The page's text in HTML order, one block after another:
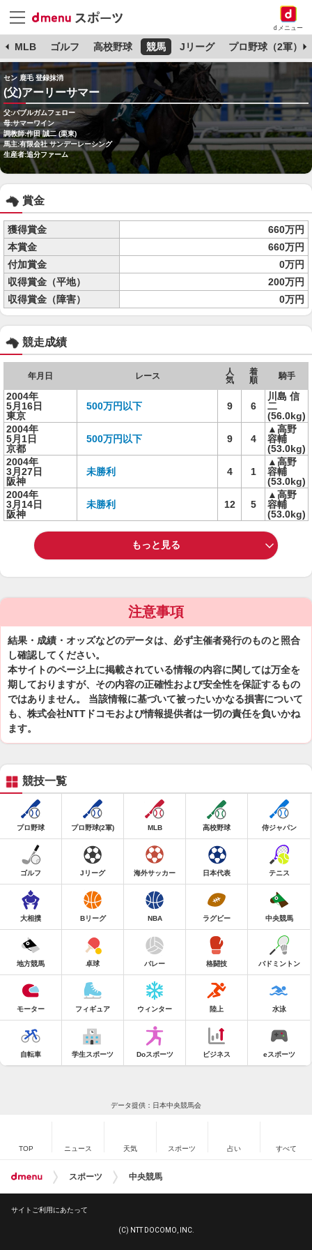
dメニュー
MLB ゴルフ 高校野球 競馬 Jリーグ プロ野球（2軍）
セン 鹿毛 登録抹消
(父)アーリーサマー
父:バブルガムフェロー
母:サマーワイン
調教師:作田 誠二 (栗東)
馬主:有限会社 サンデーレーシング
生産者:追分ファーム
賞金
獲得賞金
660万円
本賞金
660万円
付加賞金
0万円
収得賞金（平地）
200万円
収得賞金（障害）
0万円
競走成績
年月日 レース
人
気
着
順
騎手
2004年
5月16日
東京
500万円以下 9 6
川島 信
二
(56.0kg)
2004年
5月1日
京都
500万円以下 9 4
▲高野
容輔
(53.0kg)
2004年
3月27日
阪神
未勝利 4 1
▲高野
容輔
(53.0kg)
2004年
3月14日
阪神
未勝利 12 5
▲高野
容輔
(53.0kg)
もっと見る
注意事項
結果・成績・オッズなどのデータは、必ず主催者発行のものと照合
し確認してください。
本サイトのページ上に掲載されている情報の内容に関しては万全を
期しておりますが、その内容の正確性および安全性を保証するもの
ではありません。 当該情報に基づいて被ったいかなる損害について
も、株式会社NTTドコモおよび情報提供者は一切の責任を負いかね
ます。
競技一覧
プロ野球 プロ野球(2軍) MLB 高校野球 侍ジャパン
ゴルフ Jリーグ 海外サッカー 日本代表 テニス
大相撲 Bリーグ NBA ラグビー 中央競馬
地方競馬 卓球 バレー 格闘技 バドミントン
モーター フィギュア ウィンター 陸上 水泳
自転車 学生スポーツ Doスポーツ ビジネス eスポーツ
データ提供：日本中央競馬会
TOP ニュース 天気 スポーツ 占い すべて
スポーツ 中央競馬
サイトご利用にあたって
(C) NTT DOCOMO, INC.